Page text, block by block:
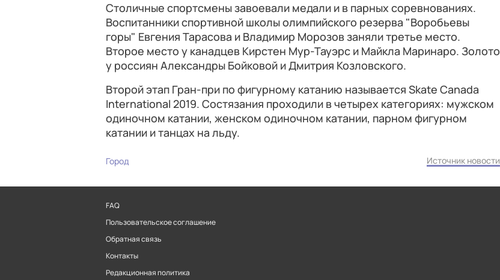
Столичные спортсмены завоевали медали и в парных соревнованиях.
Воспитанники спортивной школы олимпийского резерва "Воробьевы
горы" Евгения Тарасова и Владимир Морозов заняли третье место.
Второе место у канадцев Кирстен Мур-Тауэрс и Майкла Маринаро. Золото
у россиян Александры Бойковой и Дмитрия Козловского.
Второй этап Гран-при по фигурному катанию называется Skate Canada
International 2019. Состязания проходили в четырех категориях: мужском
одиночном катании, женском одиночном катании, парном фигурном
катании и танцах на льду.
Город Источник новости
FAQ
Пользовательское соглашение
Обратная связь
Контакты
Редакционная политика